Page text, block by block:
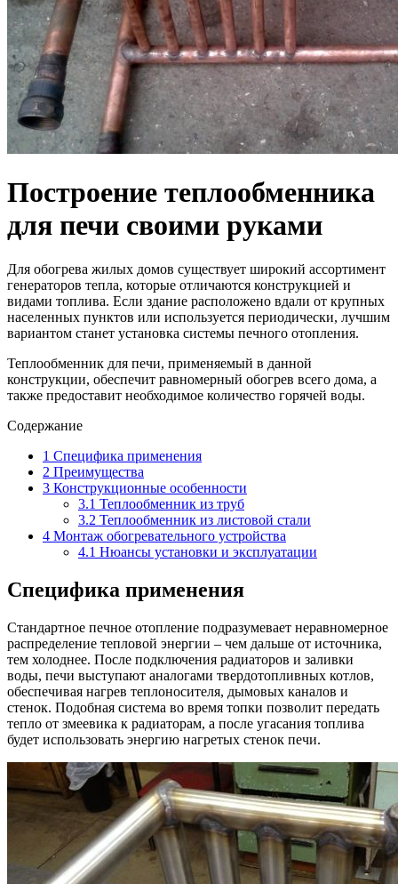
Построение теплообменника
для печи своими руками
Для обогрева жилых домов существует широкий ассортимент
генераторов тепла, которые отличаются конструкцией и
видами топлива. Если здание расположено вдали от крупных
населенных пунктов или используется периодически, лучшим
вариантом станет установка системы печного отопления.
Теплообменник для печи, применяемый в данной
конструкции, обеспечит равномерный обогрев всего дома, а
также предоставит необходимое количество горячей воды.
Содержание
1 Специфика применения
2 Преимущества
3 Конструкционные особенности
3.1 Теплообменник из труб
3.2 Теплообменник из листовой стали
4 Монтаж обогревательного устройства
4.1 Нюансы установки и эксплуатации
Специфика применения
Стандартное печное отопление подразумевает неравномерное
распределение тепловой энергии – чем дальше от источника,
тем холоднее. После подключения радиаторов и заливки
воды, печи выступают аналогами твердотопливных котлов,
обеспечивая нагрев теплоносителя, дымовых каналов и
стенок. Подобная система во время топки позволит передать
тепло от змеевика к радиаторам, а после угасания топлива
будет использовать энергию нагретых стенок печи.